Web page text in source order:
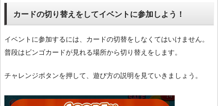
カードの切り替えをしてイベントに参加しよう！
イベントに参加するには、カードの切替をしなくてはいけません。
普段はビンゴカードが見れる場所から切り替えをします。
チャレンジボタンを押して、遊び方の説明を見ていきましょう。